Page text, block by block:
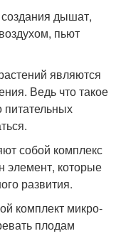
дышат,
пьют
являются
Ведь что такое
собой комплекс
элемент, которые
развития.
комплект микро-
плодам